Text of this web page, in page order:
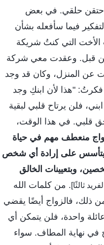
واحتقن حلقي. في بعض
فيما سأفعله بشأن
الأخت التي كنتُ شريكة
من قبل. وعقدت معي شركة
عن المنزل، وكان قد وجد
"هذا لأن ابنكِ وجد
فلن يرتاح قلبي لبقية
قلبي. في هذا الوقت،
منعطف مهم في حياة
يتأسس على إرادة أي شخص
وبتعيينات الخالق
. من كلمات الله
ذلك، فالزواج أيضًا يقضي
واحدة، فلن يتمكن أي
في نهاية المطاف. سواء